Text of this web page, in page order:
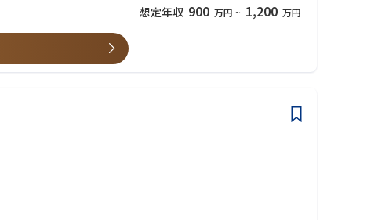
想定年収 900 万円 ~ 1,200 万円